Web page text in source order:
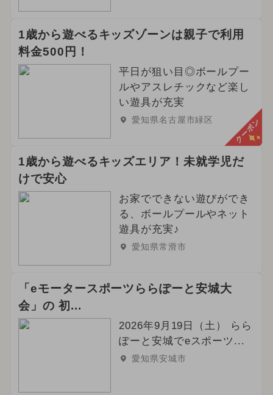
1歳から遊べるキッズゾーンは親子で利用
料金500円！
平日が狙い目◎ボールプー
ルやアスレチックなど楽し
い遊具が充実
愛知県名古屋市緑区 クーポン
1歳から遊べるキッズエリア！未就学児だ
けで安心
お家でできない遊びができ
る、ボールプールやネット
遊具が充実♪
愛知県常滑市
「eモータースポーツららぽーと安城大
会」の 初...
2026年9月19日（土） らら
ぽーと安城でeスポーツ...
愛知県安城市